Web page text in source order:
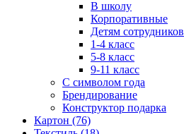
В школу
Корпоративные
Детям сотрудников
1-4 класс
5-8 класс
9-11 класс
С символом года
Брендирование
Конструктор подарка
Картон (76)